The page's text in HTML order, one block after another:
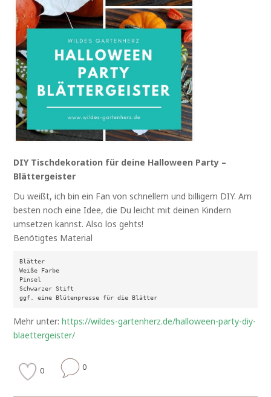
DIY Tischdekoration für deine Halloween Party –
Blättergeister
Du weißt, ich bin ein Fan von schnellem und billigem DIY. Am
besten noch eine Idee, die Du leicht mit deinen Kindern
umsetzen kannst. Also los gehts!
Benötigtes Material
Blätter
Weiße Farbe
Pinsel
Schwarzer Stift
Mehr unter:https://wildes-gartenherz.de/halloween-party-diy-
blaettergeister/
0 0